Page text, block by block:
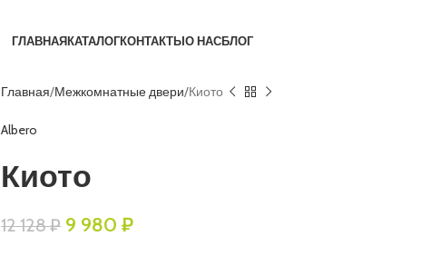
ГЛАВНАЯКАТАЛОГКОНТАКТЫО НАСБЛОГ
Главная Межкомнатные двери Киото
Albero
Киото
12 128₽ 9 980₽